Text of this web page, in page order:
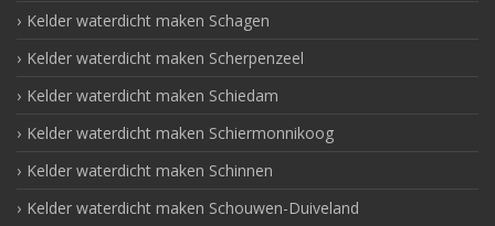
Kelder waterdicht maken Schagen
Kelder waterdicht maken Scherpenzeel
Kelder waterdicht maken Schiedam
Kelder waterdicht maken Schiermonnikoog
Kelder waterdicht maken Schinnen
Kelder waterdicht maken Schouwen-Duiveland